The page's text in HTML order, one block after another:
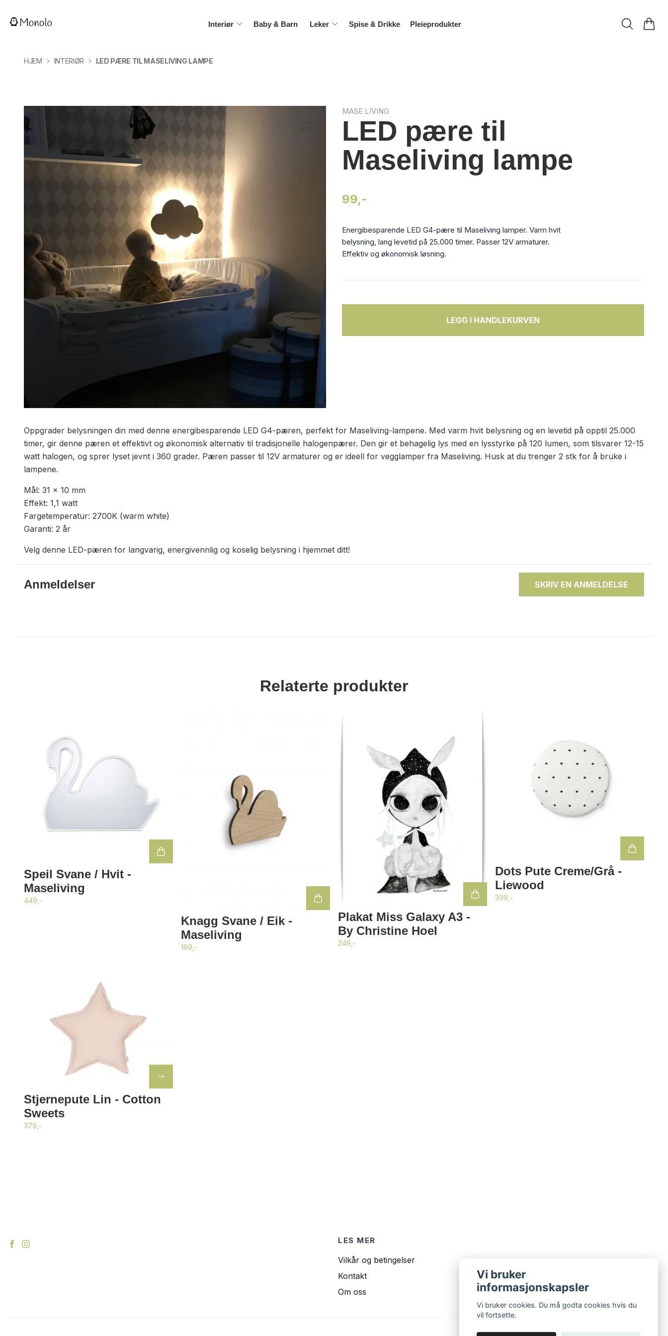
Interiør Baby & Barn Leker Spise & Drikke Pleieprodukter
HJEM INTERIØR LED PÆRE TIL MASELIVING LAMPE
MASE LIVING
LED pære til
Maseliving lampe
99,-
Energibesparende LED G4-pære til Maseliving lamper. Varm hvit
belysning, lang levetid på 25.000 timer. Passer 12V armaturer.
Effektiv og økonomisk løsning.
LEGG I HANDLEKURVEN
Oppgrader belysningen din med denne energibesparende LED G4-pæren, perfekt for Maseliving-lampene. Med varm hvit belysning og en levetid på opptil 25.000
timer, gir denne pæren et effektivt og økonomisk alternativ til tradisjonelle halogenpærer. Den gir et behagelig lys med en lysstyrke på 120 lumen, som tilsvarer 12-15
watt halogen, og sprer lyset jevnt i 360 grader. Pæren passer til 12V armaturer og er ideell for vegglamper fra Maseliving. Husk at du trenger 2 stk for å bruke i
lampene.
Mål: 31 x 10 mm
Effekt: 1,1 watt
Fargetemperatur: 2700K (warm white)
Garanti: 2 år
Velg denne LED-pæren for langvarig, energivennlig og koselig belysning i hjemmet ditt!
Anmeldelser SKRIV EN ANMELDELSE
Relaterte produkter
Speil Svane / Hvit -
Maseliving
449,-
Knagg Svane / Eik -
Maseliving
199,-
Plakat Miss Galaxy A3 -
By Christine Hoel
249,-
Dots Pute Creme/Grå -
Liewood
399,-
Stjernepute Lin - Cotton
Sweets
379,-
LES MER
Vilkår og betingelser
Kontakt
Om oss
Vi bruker
informasjonskapsler
Vi bruker cookies. Du må godta cookies hvis du
vil fortsette.